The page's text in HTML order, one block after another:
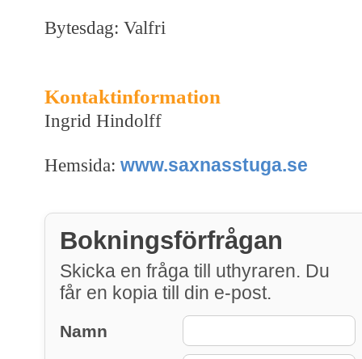
Bytesdag: Valfri
Kontaktinformation
Ingrid Hindolff
Hemsida: www.saxnasstuga.se
Bokningsförfrågan
Skicka en fråga till uthyraren. Du
får en kopia till din e-post.
Namn